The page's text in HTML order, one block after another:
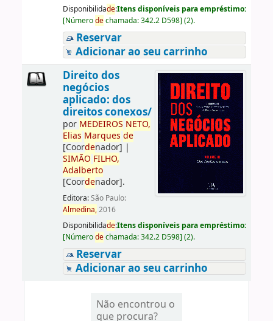
Disponibilidade:Itens disponíveis para empréstimo:
[Númerodechamada:342.2 D598] (2).
Reservar
Adicionar ao seu carrinho
Direito dos
negócios
aplicado: dos
direitos conexos/
por MEDEIROS NETO,
Elias Marques de
[Coordenador] |
SIMÃO FILHO,
Adalberto
[Coordenador].
Editora:São Paulo:
Almedina,2016
Disponibilidade:Itens disponíveis para empréstimo:
[Númerodechamada:342.2 D598] (2).
Reservar
Adicionar ao seu carrinho
Não encontrou o
que procura?